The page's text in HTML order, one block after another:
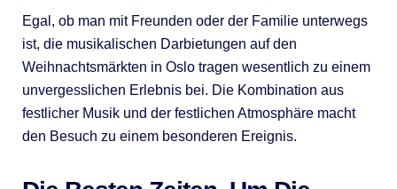
Egal, ob man mit Freunden oder der Familie unterwegs
ist, die musikalischen Darbietungen auf den
Weihnachtsmärkten in Oslo tragen wesentlich zu einem
unvergesslichen Erlebnis bei. Die Kombination aus
festlicher Musik und der festlichen Atmosphäre macht
den Besuch zu einem besonderen Ereignis.